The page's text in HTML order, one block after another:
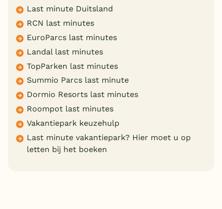
Last minute Duitsland
RCN last minutes
EuroParcs last minutes
Landal last minutes
TopParken last minutes
Summio Parcs last minute
Dormio Resorts last minutes
Roompot last minutes
Vakantiepark keuzehulp
Last minute vakantiepark? Hier moet u op
letten bij het boeken